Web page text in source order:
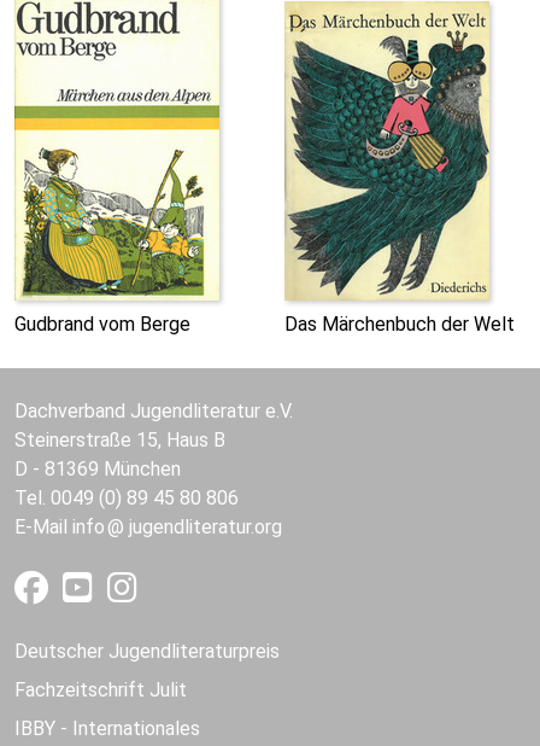
Gudbrand vom Berge Das Märchenbuch der Welt
Dachverband Jugendliteratur e.V.
Steinerstraße 15, Haus B
D - 81369 München
Tel. 0049 (0) 89 45 80 806
E-Mail info jugendliteratur.org
Deutscher Jugendliteraturpreis
Fachzeitschrift Julit
IBBY - Internationales